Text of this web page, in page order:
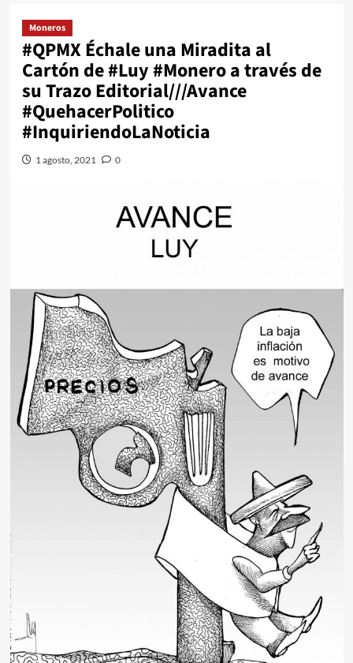
Moneros
#QPMX Échale una Miradita al
Cartón de #Luy #Monero a través de
su Trazo Editorial///Avance
#QuehacerPolitico
#InquiriendoLaNoticia
1 agosto, 2021 0